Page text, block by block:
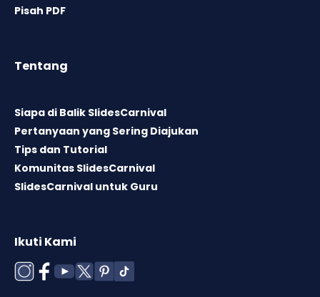
Pisah PDF
Tentang
Siapa di Balik SlidesCarnival
Pertanyaan yang Sering Diajukan
Tips dan Tutorial
Komunitas SlidesCarnival
SlidesCarnival untuk Guru
Ikuti Kami